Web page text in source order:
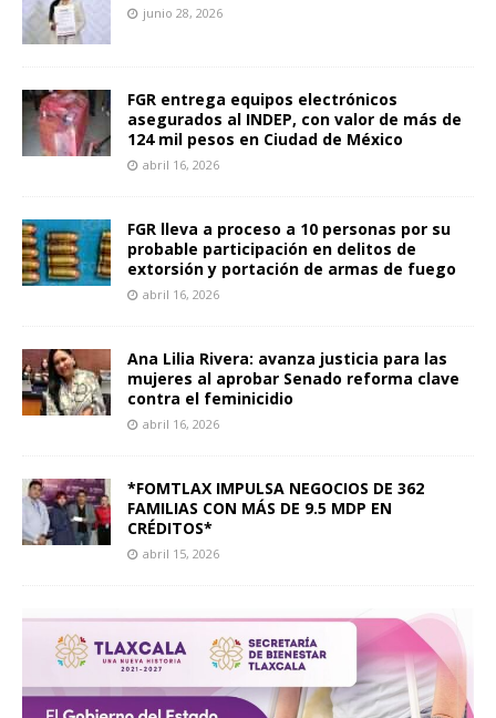
junio 28, 2026
FGR entrega equipos electrónicos
asegurados al INDEP, con valor de más de
124 mil pesos en Ciudad de México
abril 16, 2026
FGR lleva a proceso a 10 personas por su
probable participación en delitos de
extorsión y portación de armas de fuego
abril 16, 2026
Ana Lilia Rivera: avanza justicia para las
mujeres al aprobar Senado reforma clave
contra el feminicidio
abril 16, 2026
*FOMTLAX IMPULSA NEGOCIOS DE 362
FAMILIAS CON MÁS DE 9.5 MDP EN
CRÉDITOS*
abril 15, 2026